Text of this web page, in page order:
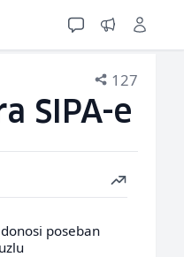
127
SIPA-e
poseban